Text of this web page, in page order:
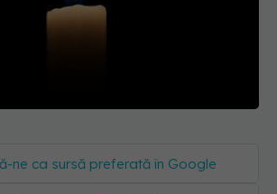
ne ca sursă preferată în Google